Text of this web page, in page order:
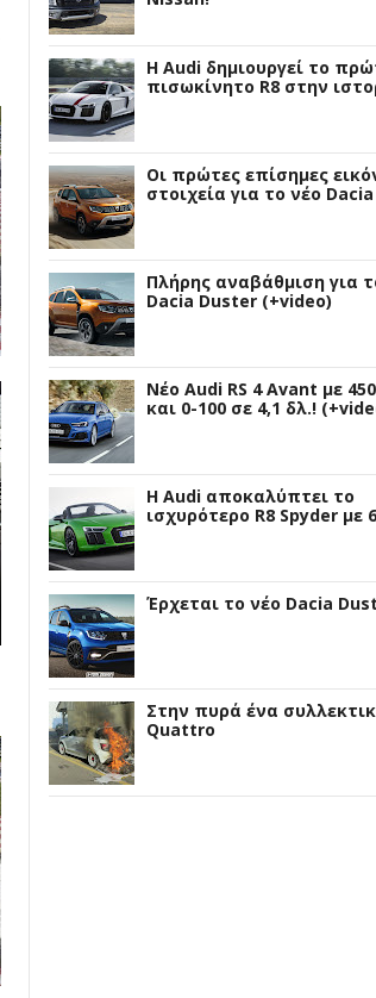
Η Audi δημιουργεί το
πισωκίνητο R8 στην
Οι πρώτες επίσημες
στοιχεία για το νέο
Πλήρης αναβάθμιση για
Dacia Duster (+video)
Νέο Audi RS 4 Avant με
και 0-100 σε 4,1 δλ.!
Η Audi αποκαλύπτει το
ισχυρότερο R8 Spyder με
Έρχεται το νέο Dacia
Στην πυρά ένα
Quattro